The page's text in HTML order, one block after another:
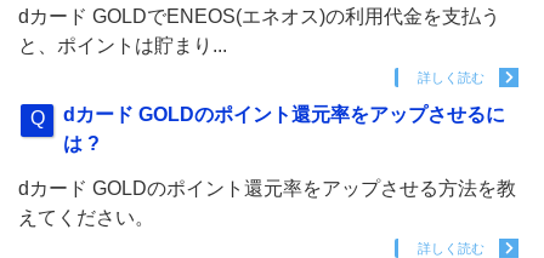
dカード GOLDでENEOS(エネオス)の利用代金を支払う
と、ポイントは貯まり...
詳しく読む
dカード GOLDのポイント還元率をアップさせるに
は ?
dカード GOLDのポイント還元率をアップさせる方法を教
えてください。
詳しく読む